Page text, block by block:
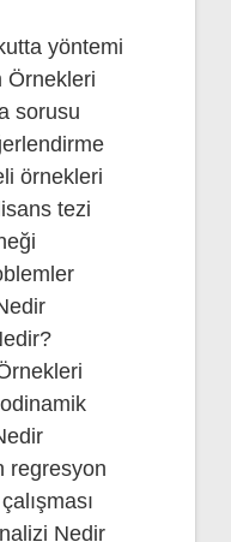
yöntemi
Örnekleri
sorusu
örnekleri
tezi
regresyon
Nedir